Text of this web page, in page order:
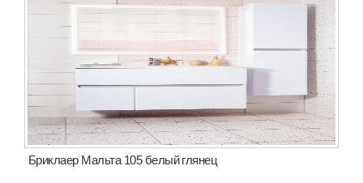
Бриклаер Мальта 105 белый глянец